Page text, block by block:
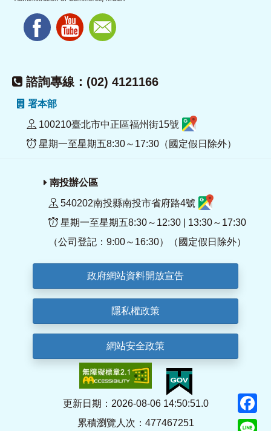
諮詢專線：(02) 4121166
署本部
100210臺北市中正區福州街15號
星期一至星期五8:30～17:30（國定假日除外）
南投辦公區
540202南投縣南投市省府路4號
星期一至星期五8:30～12:30 | 13:30～17:30
（公司登記：9:00～16:30）（國定假日除外）
政府網站資料開放宣告
隱私權政策
網站安全政策
更新日期：2026-08-06 14:50:51.0
累積瀏覽人次：477467251